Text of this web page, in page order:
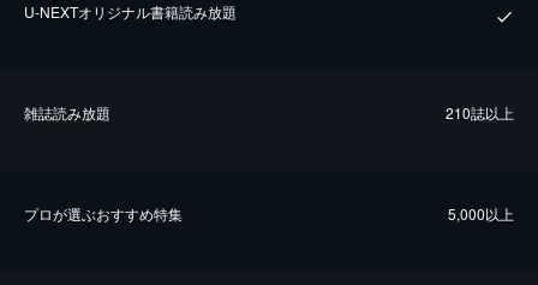
U-NEXTオリジナル書籍読み放題
雑誌読み放題 210誌以上
プロが選ぶおすすめ特集 5,000以上